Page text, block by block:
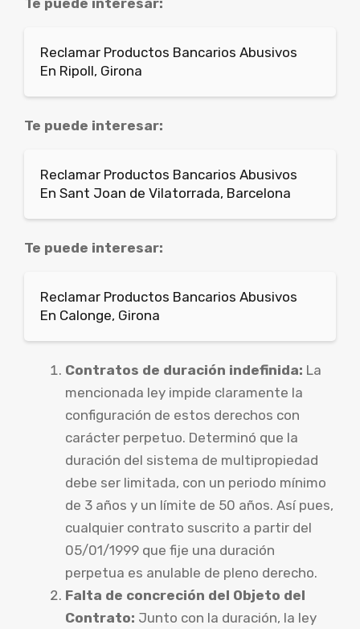
Reclamar Productos Bancarios Abusivos
En Ripoll, Girona
Te puede interesar:
Reclamar Productos Bancarios Abusivos
En Sant Joan de Vilatorrada, Barcelona
Te puede interesar:
Reclamar Productos Bancarios Abusivos
En Calonge, Girona
Contratos de duración indefinida: La
mencionada ley impide claramente la
configuración de estos derechos con
carácter perpetuo. Determinó que la
duración del sistema de multipropiedad
debe ser limitada, con un periodo mínimo
de 3 años y un límite de 50 años. Así pues,
cualquier contrato suscrito a partir del
05/01/1999 que fije una duración
perpetua es anulable de pleno derecho.
Falta de concreción del Objeto del
Contrato: Junto con la duración, la ley